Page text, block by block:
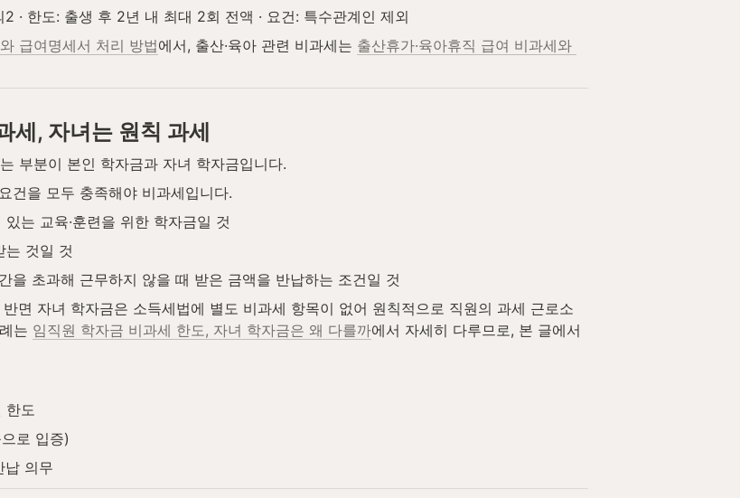
· 한도: 출생 후 2년 내 최대 2회 전액 · 요건: 특수관계인 제외
급여명세서 처리 방법에서, 출산·육아 관련 비과세는 출산휴가·육아휴직 급여 비과세와
, 자녀는 원칙 과세
부분이 본인 학자금과 자녀 학자금입니다.
건을 모두 충족해야 비과세입니다.
는 교육·훈련을 위한 학자금일 것
는 것일 것
을 초과해 근무하지 않을 때 받은 금액을 반납하는 조건일 것
면 자녀 학자금은 소득세법에 별도 비과세 항목이 없어 원칙적으로 직원의 과세 근로소
는 임직원 학자금 비과세 한도, 자녀 학자금은 왜 다를까에서 자세히 다루므로, 본 글에서
한도
로 입증)
납 의무